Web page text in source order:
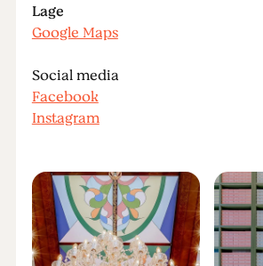
Lage
Google Maps
Social media
Facebook
Instagram